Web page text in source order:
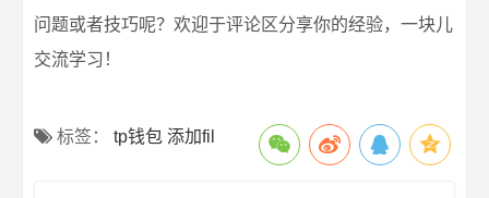
问题或者技巧呢？欢迎于评论区分享你的经验，一块儿
交流学习！
标签： tp钱包 添加fil